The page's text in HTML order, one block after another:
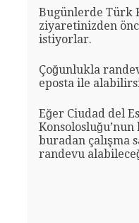
Bugünlerde Türk
ziyaretinizden
istiyorlar.
Çoğunlukla
eposta ile
Eğer Ciudad del
buradan çalışma
randevu